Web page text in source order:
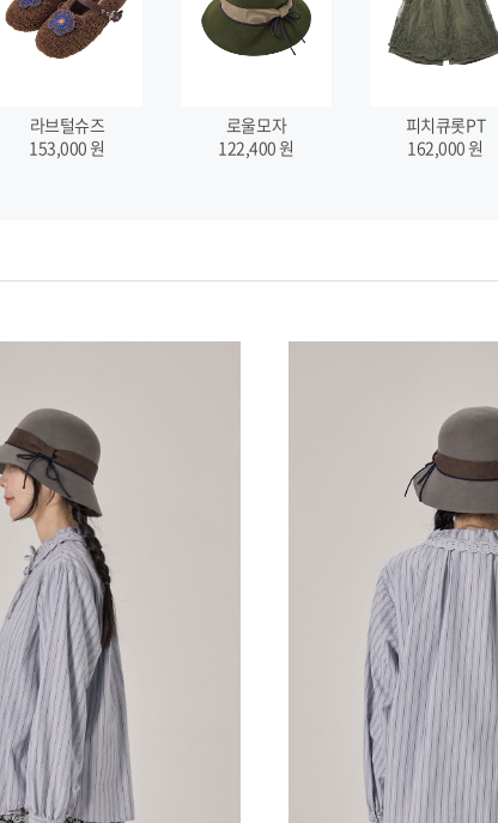
라브털슈즈
153,000 원
로울모자
122,400 원
피치큐롯PT
162,000 원